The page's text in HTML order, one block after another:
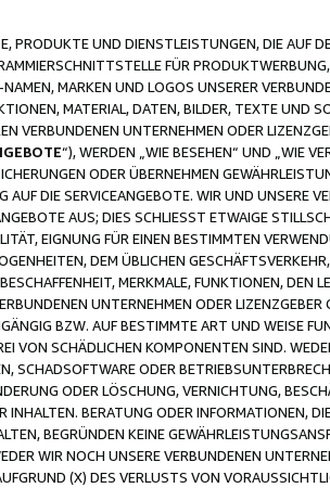
PRODUKTE UND DIENSTLEISTUNGEN, DIE AUF
FÜR
MARKEN UND LOGOS UNSERER
MATERIAL, DATEN, BILDER, TEXTE UND
VERBUNDENEN UNTERNEHMEN ODER
“), WERDEN „WIE BESEHEN“ UND „WIE
ODER ÜBERNEHMEN
DIE SERVICEANGEBOTE. WIR UND UNSERE
AUS; DIES SCHLIESST ETWAIGE
EIGNUNG FÜR EINEN BESTIMMTEN
DEM ÜBLICHEN
MERKMALE, FUNKTIONEN, DEN
UNTERNEHMEN ODER
BZW. AUF BESTIMMTE ART UND WEISE
VON SCHÄDLICHEN KOMPONENTEN SIND.
SCHADSOFTWARE ODER
ODER LÖSCHUNG, VERNICHTUNG,
BERATUNG ODER INFORMATIONEN,
BEGRÜNDEN KEINE
WIR NOCH UNSERE VERBUNDENEN
(X) DES VERLUSTS VON